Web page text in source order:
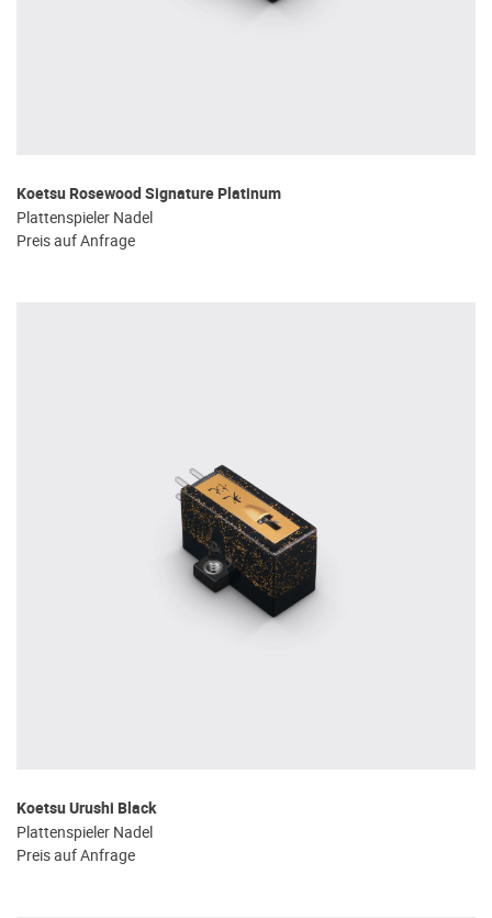
Koetsu Rosewood Signature Platinum
Plattenspieler Nadel
Preis auf Anfrage
Koetsu Urushi Black
Plattenspieler Nadel
Preis auf Anfrage